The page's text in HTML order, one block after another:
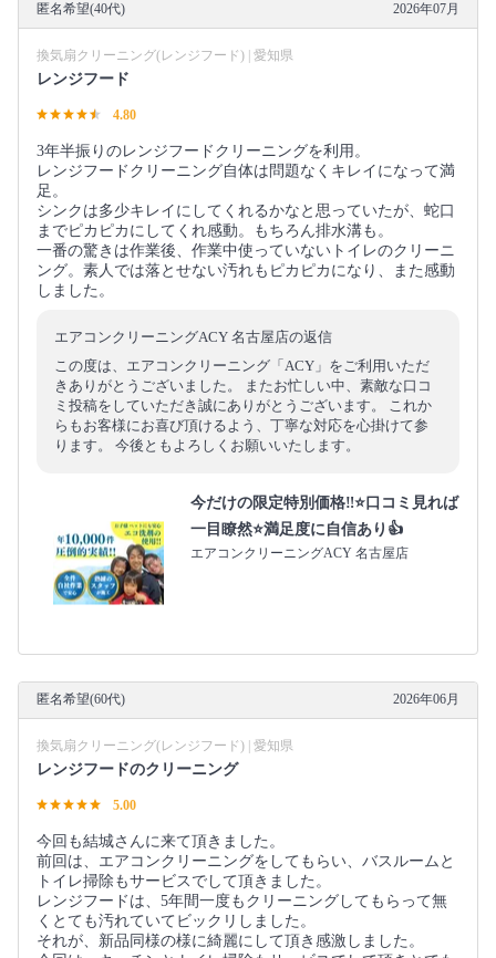
匿名希望(40代) 2026年07月
換気扇クリーニング(レンジフード) | 愛知県
レンジフード
4.80
3年半振りのレンジフードクリーニングを利用。
レンジフードクリーニング自体は問題なくキレイになって満
足。
シンクは多少キレイにしてくれるかなと思っていたが、蛇口
までピカピカにしてくれ感動。もちろん排水溝も。
一番の驚きは作業後、作業中使っていないトイレのクリーニ
ング。素人では落とせない汚れもピカピカになり、また感動
しました。
エアコンクリーニングACY 名古屋店の返信
この度は、エアコンクリーニング「ACY」をご利用いただ
きありがとうございました。 またお忙しい中、素敵な口コ
ミ投稿をしていただき誠にありがとうございます。 これか
らもお客様にお喜び頂けるよう、丁寧な対応を心掛けて参
ります。 今後ともよろしくお願いいたします。
今だけの限定特別価格‼️⭐口コミ見れば
一目瞭然⭐満足度に自信あり👍
エアコンクリーニングACY 名古屋店
匿名希望(60代) 2026年06月
換気扇クリーニング(レンジフード) | 愛知県
レンジフードのクリーニング
5.00
今回も結城さんに来て頂きました。
前回は、エアコンクリーニングをしてもらい、バスルームと
トイレ掃除もサービスでして頂きました。
レンジフードは、5年間一度もクリーニングしてもらって無
くとても汚れていてビックリしました。
それが、新品同様の様に綺麗にして頂き感激しました。